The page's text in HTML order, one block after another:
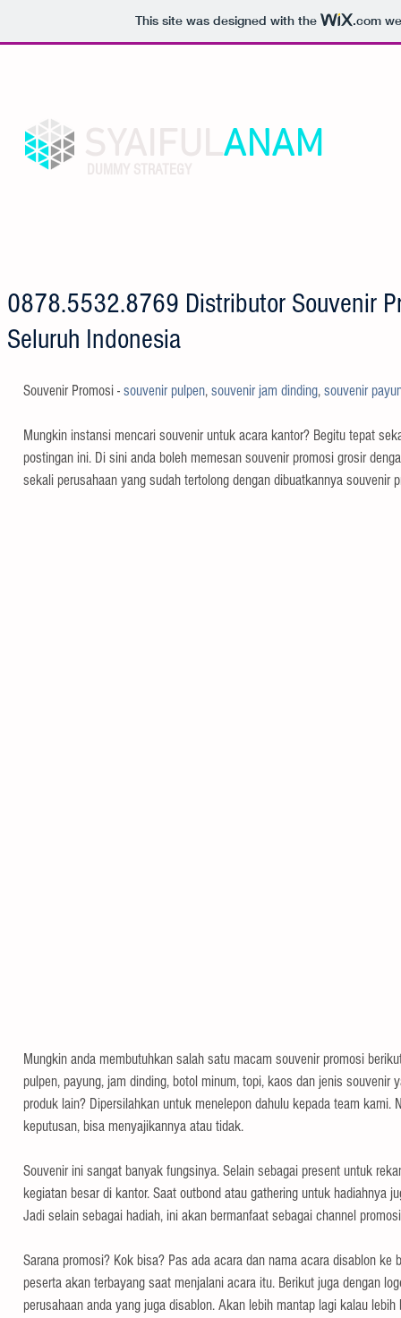
This site was designed with the .com
ANAM
0878.5532.8769 Distributor Souvenir
Seluruh Indonesia
Souvenir Promosi - souvenir pulpen, souvenir jam dinding, souvenir
Mungkin instansi mencari souvenir untuk acara kantor? Begitu tepat
postingan ini. Di sini anda boleh memesan souvenir promosi grosir
sekali perusahaan yang sudah tertolong dengan dibuatkannya souvenir
Mungkin anda membutuhkan salah satu macam souvenir promosi
pulpen, payung, jam dinding, botol minum, topi, kaos dan jenis souvenir
produk lain? Dipersilahkan untuk menelepon dahulu kepada team kami.
keputusan, bisa menyajikannya atau tidak.
Souvenir ini sangat banyak fungsinya. Selain sebagai present untuk
kegiatan besar di kantor. Saat outbond atau gathering untuk hadiahnya
Jadi selain sebagai hadiah, ini akan bermanfaat sebagai channel
Sarana promosi? Kok bisa? Pas ada acara dan nama acara disablon ke
peserta akan terbayang saat menjalani acara itu. Berikut juga dengan
perusahaan anda yang juga disablon. Akan lebih mantap lagi kalau